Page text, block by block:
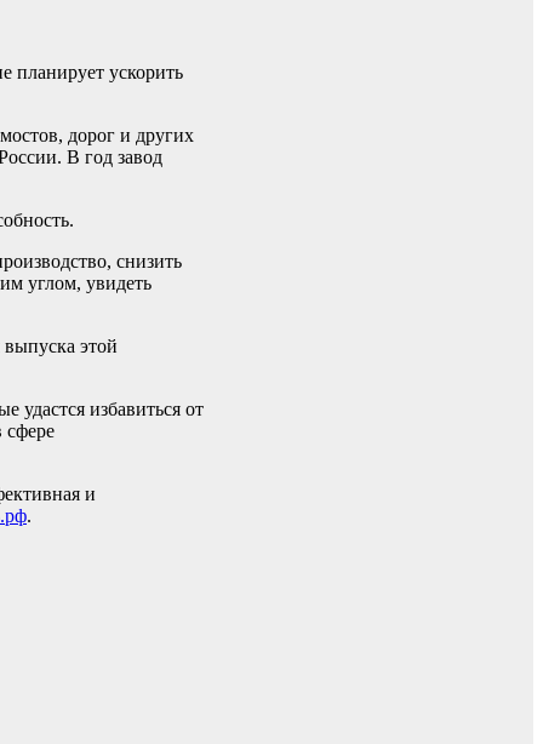
планирует ускорить
дорог и других
В год завод
снизить
углом, увидеть
этой
удастся избавиться от
сфере
и
.